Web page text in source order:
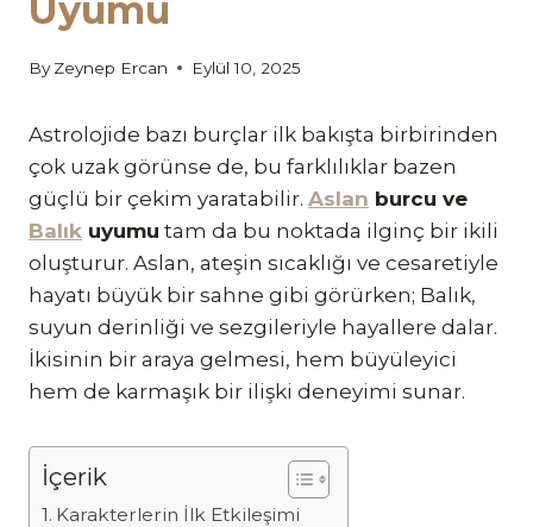
Uyumu
By Zeynep Ercan Eylül 10, 2025
Astrolojide bazı burçlar ilk bakışta birbirinden
çok uzak görünse de, bu farklılıklar bazen
güçlü bir çekim yaratabilir. Aslan burcu ve
Balık uyumu tam da bu noktada ilginç bir ikili
oluşturur. Aslan, ateşin sıcaklığı ve cesaretiyle
hayatı büyük bir sahne gibi görürken; Balık,
suyun derinliği ve sezgileriyle hayallere dalar.
İkisinin bir araya gelmesi, hem büyüleyici
hem de karmaşık bir ilişki deneyimi sunar.
İçerik
Karakterlerin İlk Etkileşimi